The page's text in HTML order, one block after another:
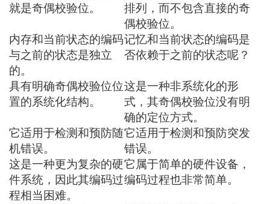
就是奇偶校验位。
排列，而不包含直接的奇
偶校验位。
内存和当前状态的编码
与之前的状态是独立
的。
记忆和当前状态的编码是
否依赖于之前的状态呢？
具有明确奇偶校验位位
置的系统化结构。
这是一种非系统化的形
式，其奇偶校验位没有明
确的定位方式。
它适用于检测和预防随
机错误。
它适用于检测和预防突发
错误。
这是一种更为复杂的硬
件系统，因此其编码过
程相当困难。
它属于简单的硬件设备，
编码过程也非常简单。